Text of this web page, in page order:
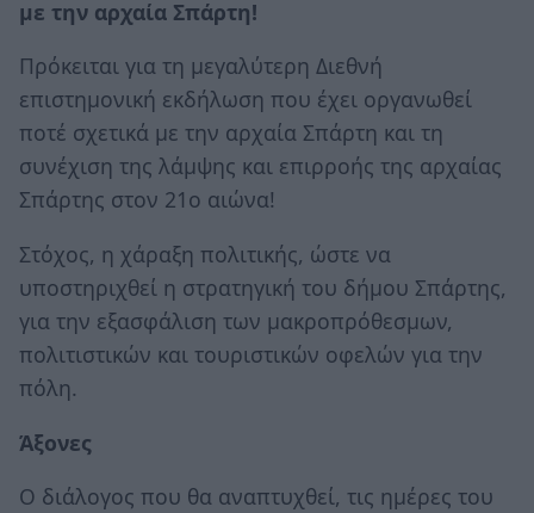
με την αρχαία Σπάρτη!
Πρόκειται για τη μεγαλύτερη Διεθνή
επιστημονική εκδήλωση που έχει οργανωθεί
ποτέ σχετικά με την αρχαία Σπάρτη και τη
συνέχιση της λάμψης και επιρροής της αρχαίας
Σπάρτης στον 21ο αιώνα!
Στόχος, η χάραξη πολιτικής, ώστε να
υποστηριχθεί η στρατηγική του δήμου Σπάρτης,
για την εξασφάλιση των μακροπρόθεσμων,
πολιτιστικών και τουριστικών οφελών για την
πόλη.
Άξονες
Ο διάλογος που θα αναπτυχθεί, τις ημέρες του